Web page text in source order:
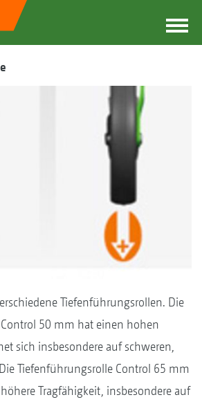
Tiefenführungsrollen. Die
50 mm hat einen hohen
sich insbesondere auf schweren,
Tiefenführungsrolle Control 65 mm
Tragfähigkeit, insbesondere auf